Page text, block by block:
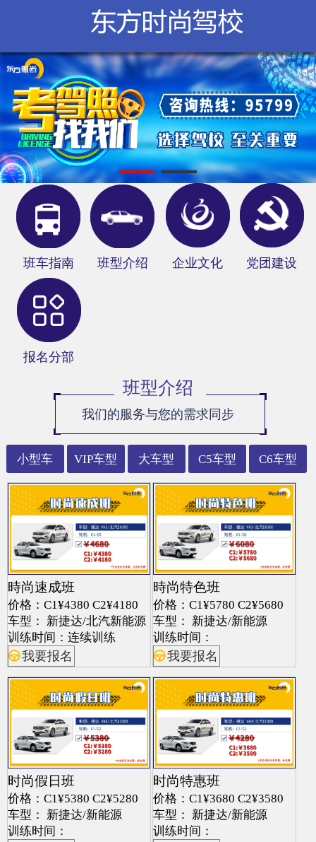
学校概况
新闻中心
服务指南
在线报名
网上教学
分部信息
俱乐部
班车指南 班型介绍 企业文化 党团建设
报名分部
班型介绍
我们的服务与您的需求同步
小型车 VIP车型 大车型 C5车型 C6车型
時尚速成班
价格：C1¥4380 C2¥4180
车型： 新捷达/北汽新能源
训练时间：连续训练
我要报名
時尚特色班
价格：C1¥5780 C2¥5680
车型： 新捷达/新能源
训练时间：
我要报名
时尚假日班
价格：C1¥5380 C2¥5280
车型： 新捷达/新能源
训练时间：
时尚特惠班
价格：C1¥3680 C2¥3580
车型： 新捷达/新能源
训练时间：